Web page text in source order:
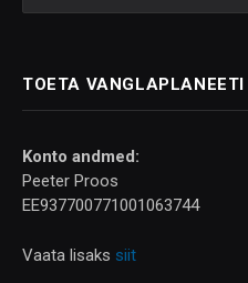
TOETA VANGLAPLANEETI
Konto andmed:
Peeter Proos
EE937700771001063744
Vaata lisaks siit